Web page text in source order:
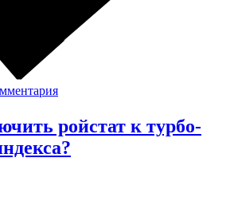
ройстат к турбо-